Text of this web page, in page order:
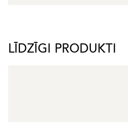
LĪDZĪGI PRODUKTI